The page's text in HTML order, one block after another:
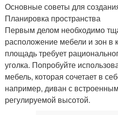
Основные советы для
Планировка пространства
Первым делом необходимо
расположение мебели и зон в
площадь требует
уголка. Попробуйте
мебель, которая сочетает в
например, диван с
регулируемой высотой.